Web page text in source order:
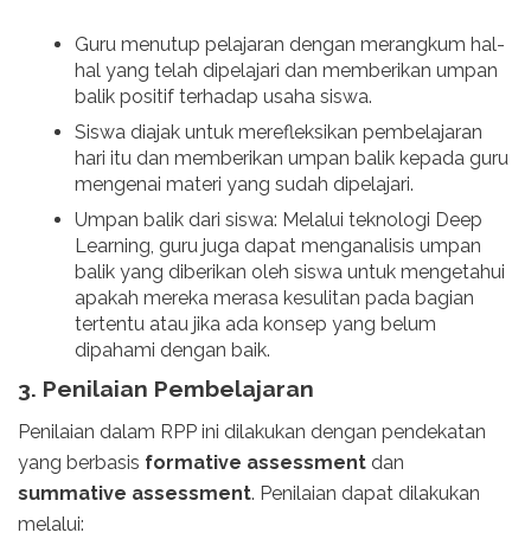
Guru menutup pelajaran dengan merangkum hal-
hal yang telah dipelajari dan memberikan umpan
balik positif terhadap usaha siswa.
Siswa diajak untuk merefleksikan pembelajaran
hari itu dan memberikan umpan balik kepada guru
mengenai materi yang sudah dipelajari.
Umpan balik dari siswa: Melalui teknologi Deep
Learning, guru juga dapat menganalisis umpan
balik yang diberikan oleh siswa untuk mengetahui
apakah mereka merasa kesulitan pada bagian
tertentu atau jika ada konsep yang belum
dipahami dengan baik.
3. Penilaian Pembelajaran
Penilaian dalam RPP ini dilakukan dengan pendekatan
yang berbasis formative assessment dan
summative assessment. Penilaian dapat dilakukan
melalui: